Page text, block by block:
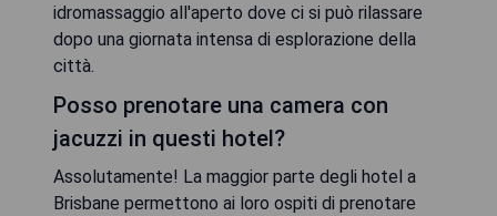
idromassaggio all'aperto dove ci si può rilassare
dopo una giornata intensa di esplorazione della
città.
Posso prenotare una camera con
jacuzzi in questi hotel?
Assolutamente! La maggior parte degli hotel a
Brisbane permettono ai loro ospiti di prenotare